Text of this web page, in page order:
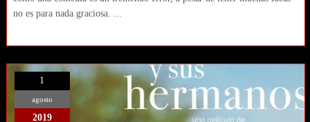
no es para nada graciosa. ...
1
agosto
2019